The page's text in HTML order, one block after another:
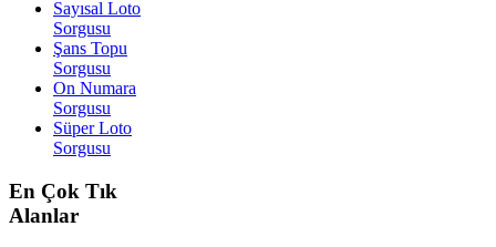
Sayısal Loto
Sorgusu
Şans Topu
Sorgusu
On Numara
Sorgusu
Süper Loto
Sorgusu
En Çok Tık
Alanlar